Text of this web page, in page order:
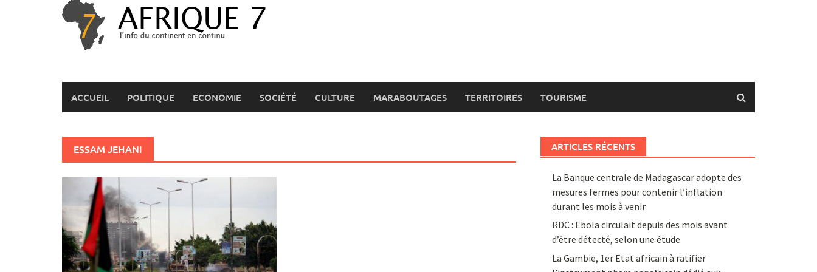
ACCUEIL POLITIQUE ECONOMIE SOCIÉTÉ CULTURE MARABOUTAGES TERRITOIRES TOURISME
ESSAM JEHANI ARTICLES RÉCENTS
La Banque centrale de Madagascar adopte des
mesures fermes pour contenir l’inflation
durant les mois à venir
RDC : Ebola circulait depuis des mois avant
d’être détecté, selon une étude
La Gambie, 1er Etat africain à ratifier